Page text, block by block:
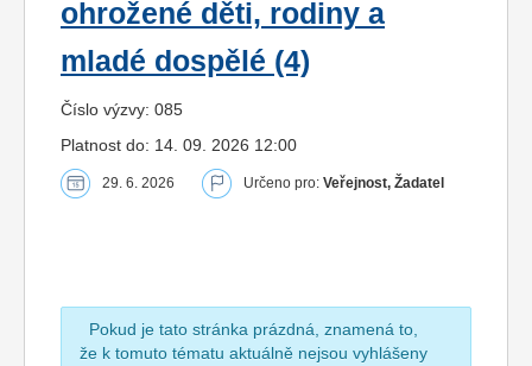
ohrožené děti, rodiny a
mladé dospělé (4)
Číslo výzvy: 085
Platnost do: 14. 09. 2026 12:00
29. 6. 2026 Určeno pro: Veřejnost, Žadatel
Pokud je tato stránka prázdná, znamená to,
že k tomuto tématu aktuálně nejsou vyhlášeny